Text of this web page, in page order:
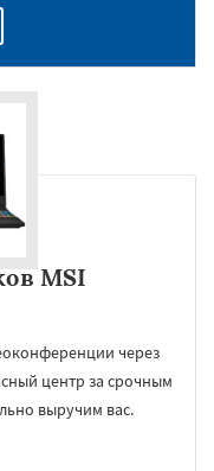
MSI
через
центр за срочным
выручим вас.